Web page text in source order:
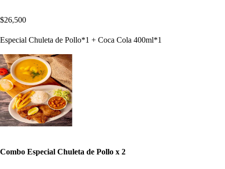
$26,500
Especial Chuleta de Pollo*1 + Coca Cola 400ml*1
Combo Especial Chuleta de Pollo x 2